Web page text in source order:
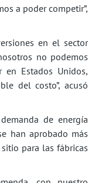
a poder competir”,
en el sector
no podemos
Estados Unidos,
del costo”, acusó
de energía
han aprobado más
para las fábricas